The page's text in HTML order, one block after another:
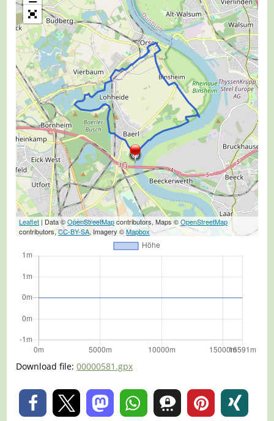
Leaflet| Data ©OpenStreetMapcontributors, Maps ©OpenStreetMap
contributors,CC-BY-SA, Imagery ©Mapbox
Download file:00000581.gpx
0